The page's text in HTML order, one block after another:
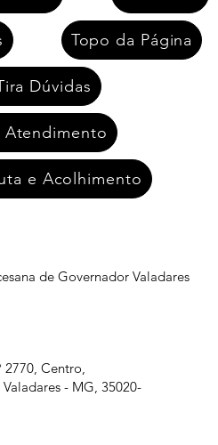
de Governador Valadares
2770, Centro,
- MG, 35020-
Topo da Página
Dúvidas
Atendimento
e Acolhimento